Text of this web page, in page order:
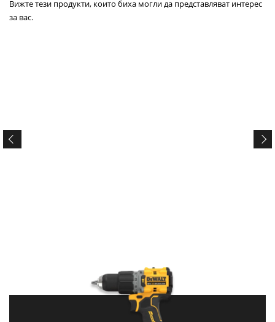
Вижте тези продукти, които биха могли да представляват интерес
за вас.